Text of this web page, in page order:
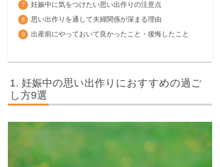
妊娠中に気をつけたい思い出作りの注意点
思い出作りを通して夫婦関係が深まる理由
出産前にやっておいて良かったこと・後悔したこと
妊娠中の思い出作りにおすすめの過ご
し方9選